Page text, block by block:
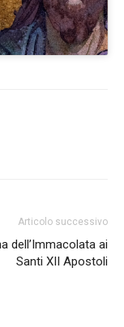
Articolo successivo
dell’Immacolata ai
Santi XII Apostoli